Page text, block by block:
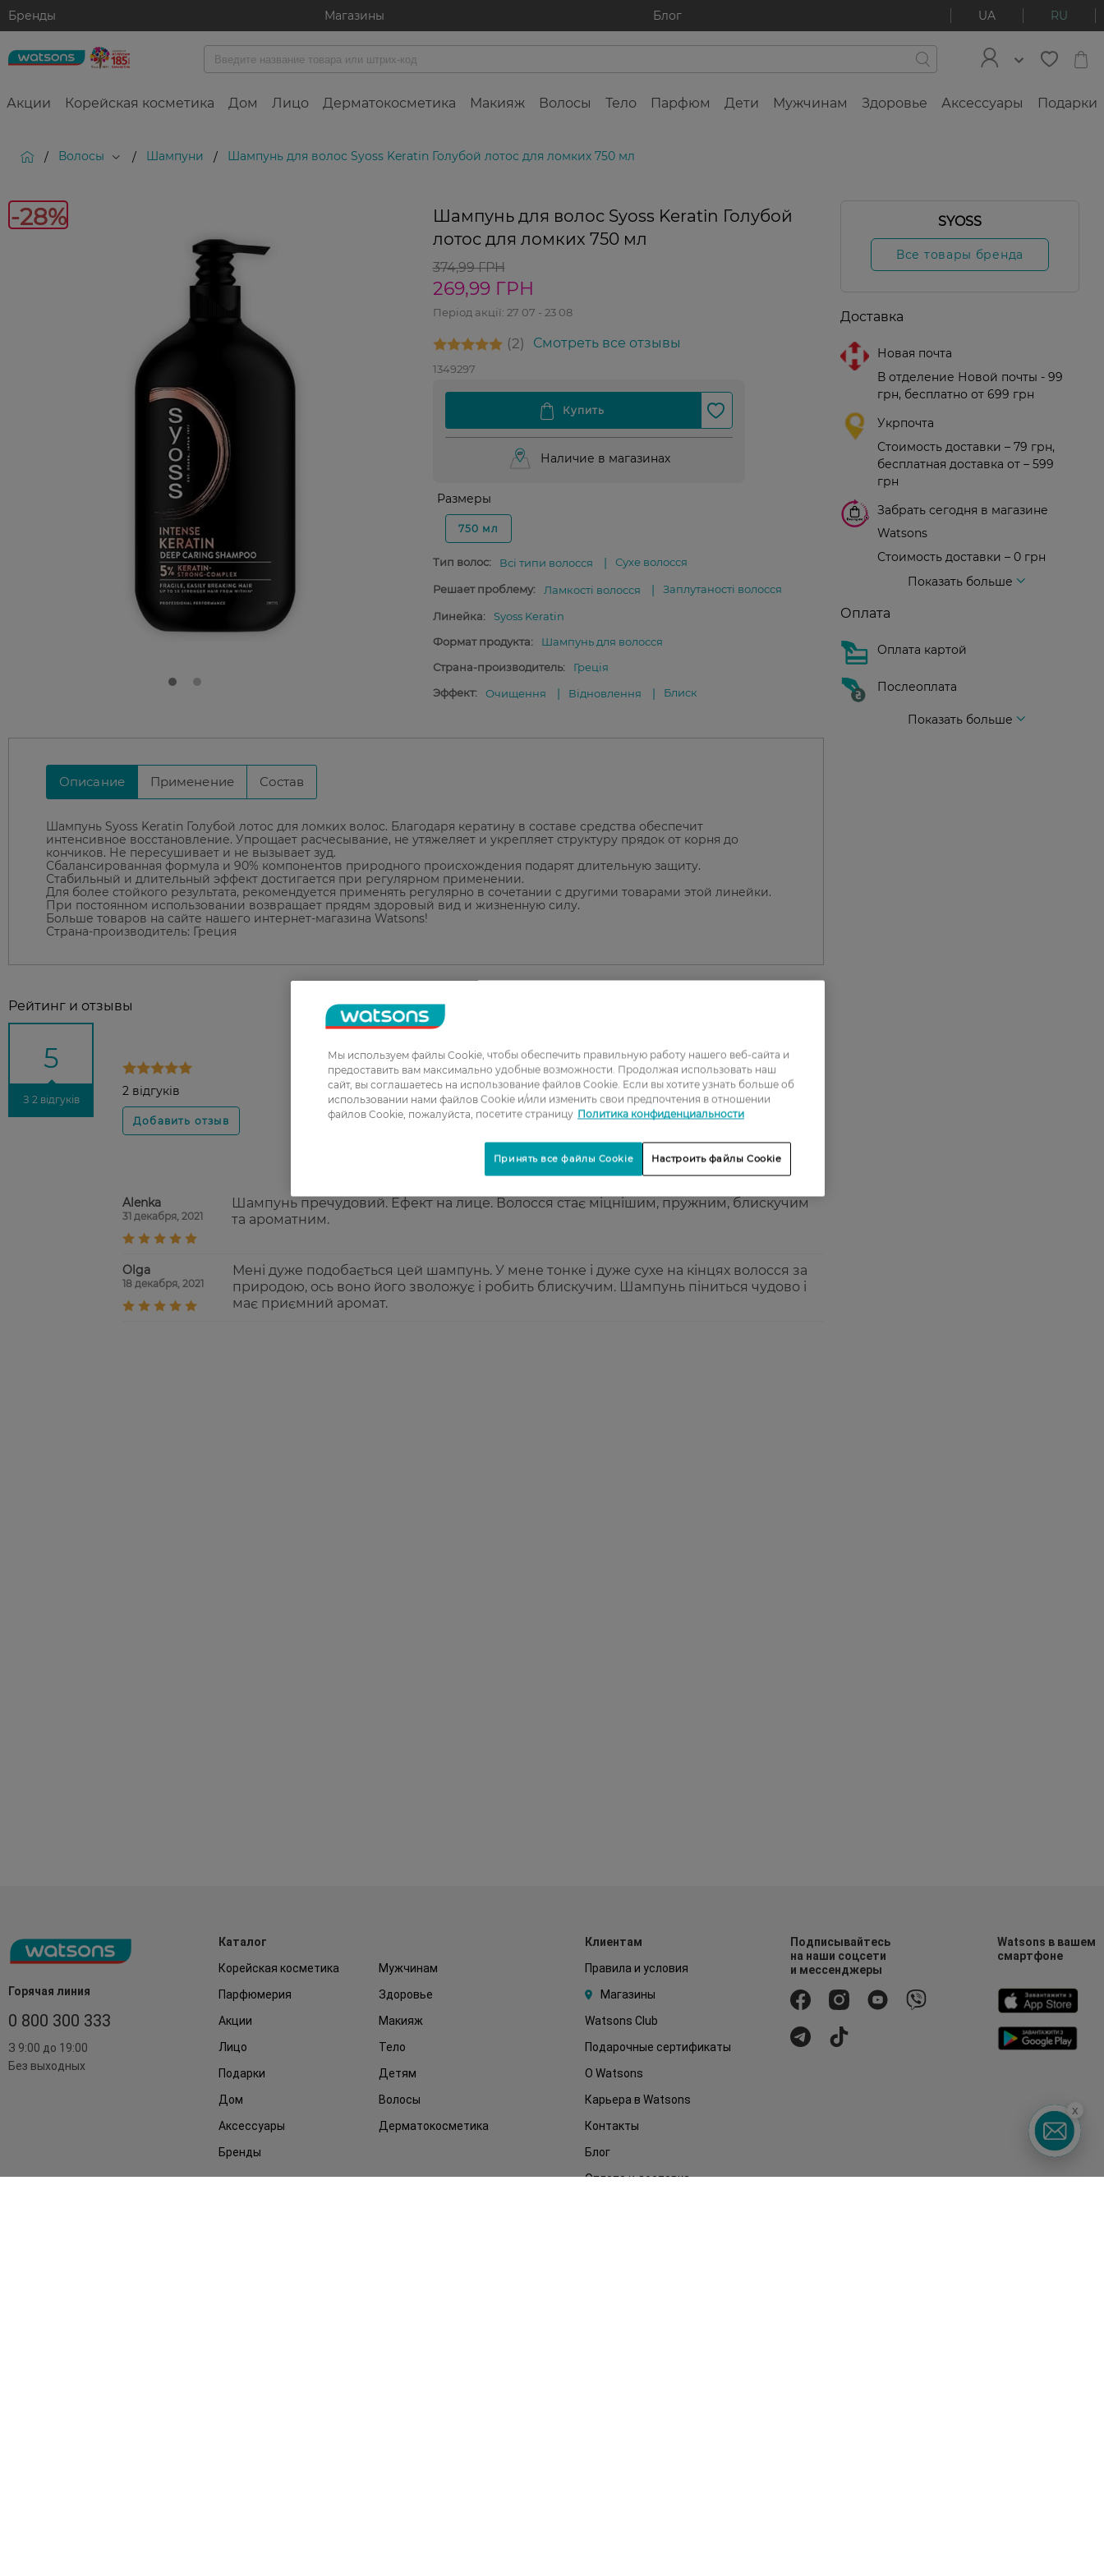
Бренды Магазины Блог UA RU
Акции Корейская косметика Дом Лицо Дерматокосметика Макияж Волосы Тело Парфюм Дети Мужчинам Здоровье Аксессуары Подарки
/ Волосы / Шампуни / Шампунь для волос Syoss Keratin Голубой лотос для ломких 750 мл
-28%
Шампунь для волос Syoss Keratin Голубой
лотос для ломких 750 мл
374,99 ГРН
269,99 ГРН
Період акції: 27 07 - 23 08
2 Смотреть все отзывы
1349297
Наличие в магазинах
Размеры
750 мл
Тип волос: Всі типи волосся Сухе волосся
Решает проблему: Ламкості волосся Заплутаності волосся
Линейка:
Syoss Keratin
Формат продукта:
Шампунь для волосся
Страна-производитель:
Греція
Эффект:
Очищення Відновлення Блиск
Описание Применение Состав
Шампунь Syoss Keratin Голубой лотос для ломких волос. Благодаря кератину в составе средства обеспечит
интенсивное восстановление. Упрощает расчесывание, не утяжеляет и укрепляет структуру прядок от корня до
кончиков. Не пересушивает и не вызывает зуд.
Сбалансированная формула и 90% компонентов природного происхождения подарят длительную защиту.
Стабильный и длительный эффект достигается при регулярном применении.
Для более стойкого результата, рекомендуется применять регулярно в сочетании с другими товарами этой линейки.
При постоянном использовании возвращает прядям здоровый вид и жизненную силу.
Больше товаров на сайте нашего интернет-магазина Watsons!
Страна-производитель: Греция
Рейтинг и отзывы
5
З 2 відгуків
2 відгуків
2
3
4
Alenka
31 декабря, 2021
Шампунь пречудовий. Ефект на лице. Волосся стає міцнішим, пружним, блискучим
та ароматним.
Olga
18 декабря, 2021
Мені дуже подобається цей шампунь. У мене тонке і дуже сухе на кінцях волосся за
природою, ось воно його зволожує і робить блискучим. Шампунь піниться чудово і
має приємний аромат.
SYOSS
Все товары бренда
Доставка
Новая почта
В отделение Новой почты - 99
грн, бесплатно от 699 грн
Укрпочта
Стоимость доставки – 79 грн,
бесплатная доставка от – 599
грн
Забрать сегодня в магазине
Watsons
Стоимость доставки – 0 грн
Показать больше
Оплата
Оплата картой
Послеоплата
Показать больше
Горячая линия
0 800 300 333
З 9:00 до 19:00
Без выходных
Каталог
Корейская косметика
Мужчинам
Парфюмерия
Здоровье
Акции
Макияж
Лицо
Тело
Подарки
Детям
Дом
Волосы
Аксессуары
Дерматокосметика
Бренды
Клиентам
Правила и условия
Магазины
Watsons Club
Подарочные сертификаты
О Watsons
Карьера в Watsons
Контакты
Блог
Оплата и доставка
Подписывайтесь
на наши соцсети
и мессенджеры
Watsons в вашем
смартфоне
x
Мы используем файлы Cookie, чтобы обеспечить правильную работу нашего веб-сайта и
предоставить вам максимально удобные возможности. Продолжая использовать наш
сайт, вы соглашаетесь на использование файлов Cookie. Если вы хотите узнать больше об
использовании нами файлов Cookie и/или изменить свои предпочтения в отношении
файлов Cookie, пожалуйста, посетите страницу Политика конфиденциальности
Настроить файлы Cookie
Принять все файлы Cookie